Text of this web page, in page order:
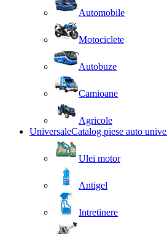
Automobile
Motociclete
Autobuze
Camioane
Agricole
UniversaleCatalog piese auto
Ulei motor
Antigel
Intretinere